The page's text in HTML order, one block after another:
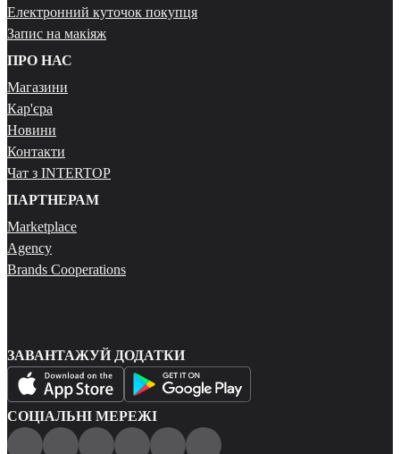
Електронний куточок покупця
Запис на макіяж
ПРО НАС
Магазини
Кар'єра
Новини
Контакти
Чат з INTERTOP
ПАРТНЕРАМ
Marketplace
Agency
Brands Cooperations
ЗАВАНТАЖУЙ ДОДАТКИ
СОЦІАЛЬНІ МЕРЕЖІ